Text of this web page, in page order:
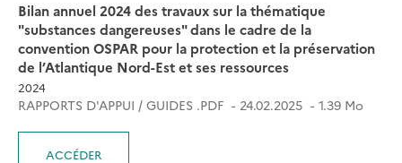
Bilan annuel 2024 des travaux sur la thématique
"substances dangereuses" dans le cadre de la
convention OSPAR pour la protection et la préservation
de l’Atlantique Nord-Est et ses ressources
2024
RAPPORTS D'APPUI / GUIDES .PDF 24.02.2025 1.39 Mo
ACCÉDER